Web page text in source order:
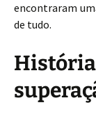
encontraram
de tudo.